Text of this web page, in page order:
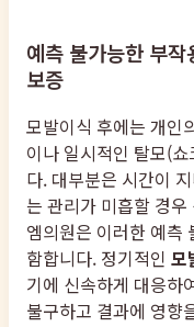
예측 불가능한 부
보증
모발이식 후에는 개인
이나 일시적인 탈모(
다. 대부분은 시간이
는 관리가 미흡할 경
엠의원은 이러한 예측
함합니다. 정기적인 모
기에 신속하게 대응하
불구하고 결과에 영향